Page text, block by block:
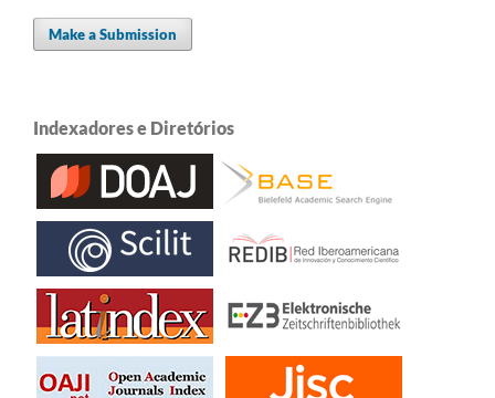
Make a Submission
Indexadores e Diretórios